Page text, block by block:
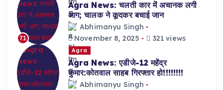
71
Agra News: चलती कार में अचानक लगी
आग; चालक ने कूदकर बचाई जान
Abhimanyu Singh
November 8, 2025
321 views
Agra
Agra News: एडीजे-12 महेंद्र
कुमार:कोतवाल साहब गिरफ्तार हो!!!!!!!!
Abhimanyu Singh